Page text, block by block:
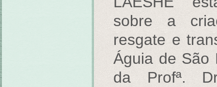
sobre a
resgate e
Águia de São
da Profª.